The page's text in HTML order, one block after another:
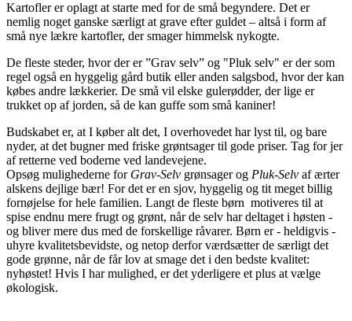
Kartofler er oplagt at starte med for de små begyndere. Det er
nemlig noget ganske særligt at grave efter guldet – altså i form af
små nye lækre kartofler, der smager himmelsk nykogte.
De fleste steder, hvor der er ”Grav selv” og "Pluk selv" er der som
regel også en hyggelig gård butik eller anden salgsbod, hvor der kan
købes andre lækkerier. De små vil elske gulerødder, der lige er
trukket op af jorden, så de kan guffe som små kaniner!
Budskabet er, at I køber alt det, I overhovedet har lyst til, og bare
nyder, at det bugner med friske grøntsager til gode priser. Tag for jer
af retterne ved boderne ved landevejene.
Opsøg mulighederne for Grav-Selv grønsager og Pluk-Selv af ærter
alskens dejlige bær! For det er en sjov, hyggelig og tit meget billig
fornøjelse for hele familien. Langt de fleste børn motiveres til at
spise endnu mere frugt og grønt, når de selv har deltaget i høsten -
og bliver mere dus med de forskellige råvarer. Børn er - heldigvis -
uhyre kvalitetsbevidste, og netop derfor værdsætter de særligt det
gode grønne, når de får lov at smage det i den bedste kvalitet:
nyhøstet! Hvis I har mulighed, er det yderligere et plus at vælge
økologisk.